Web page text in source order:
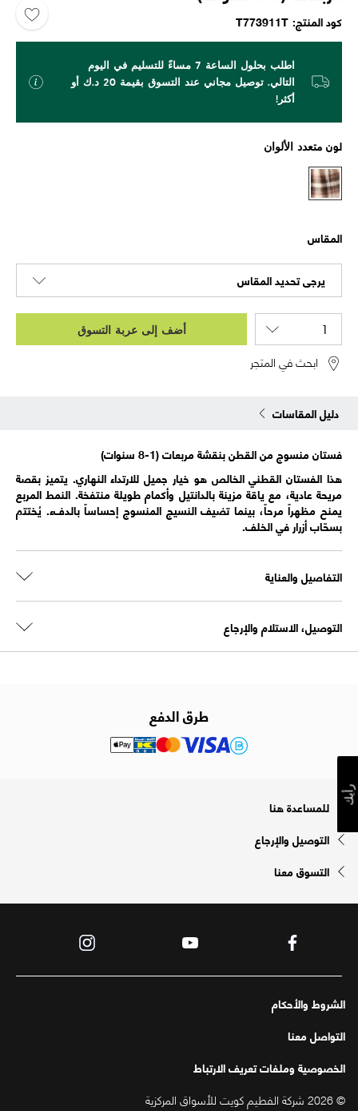
كود المنتج T773911T
اطلب بحلول الساعة 7 مساءً للتسليم في اليوم
التالي. توصيل مجاني عند التسوق بقيمة 20 د.ك أو
أكثر!
لون متعدد الألوان
المقاس
يرجى تحديد المقاس
أضف إلى عربة التسوق
ابحث في المتجر
دليل المقاسات
فستان منسوج من القطن بنقشة مربعات (1-8 سنوات)
هذا الفستان القطني الخالص هو خيار جميل للارتداء النهاري. يتميز بقصة
مريحة عادية، مع ياقة مزينة بالدانتيل وأكمام طويلة منتفخة. النمط المربع
يمنح مظهراً مرحاً، بينما تضيف النسيج المنسوج إحساساً بالدفء. يُختتم
بسحّاب أزرار في الخلف.
التفاصيل والعناية
التوصيل، الاستلام والإرجاع
طرق الدفع
للمساعدة هنا
التوصيل والإرجاع
التسوق معنا
الشروط والأحكام
التواصل معنا
الخصوصية وملفات تعريف الارتباط
© 2026 شركة الفطيم كويت للأسواق المركزية
رأيك